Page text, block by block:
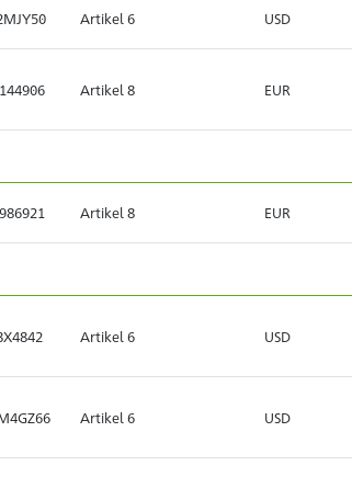
Artikel 6 USD
Artikel 8 EUR
Artikel 8 EUR
Artikel 6 USD
Artikel 6 USD